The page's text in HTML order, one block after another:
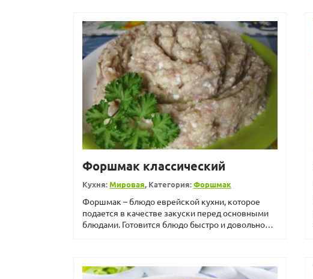
Форшмак классический
Кухня:Мировая, Категория:Форшмак
Форшмак – блюдо еврейской кухни, которое
подается в качестве закуски перед основными
блюдами. Готовится блюдо быстро и довольно